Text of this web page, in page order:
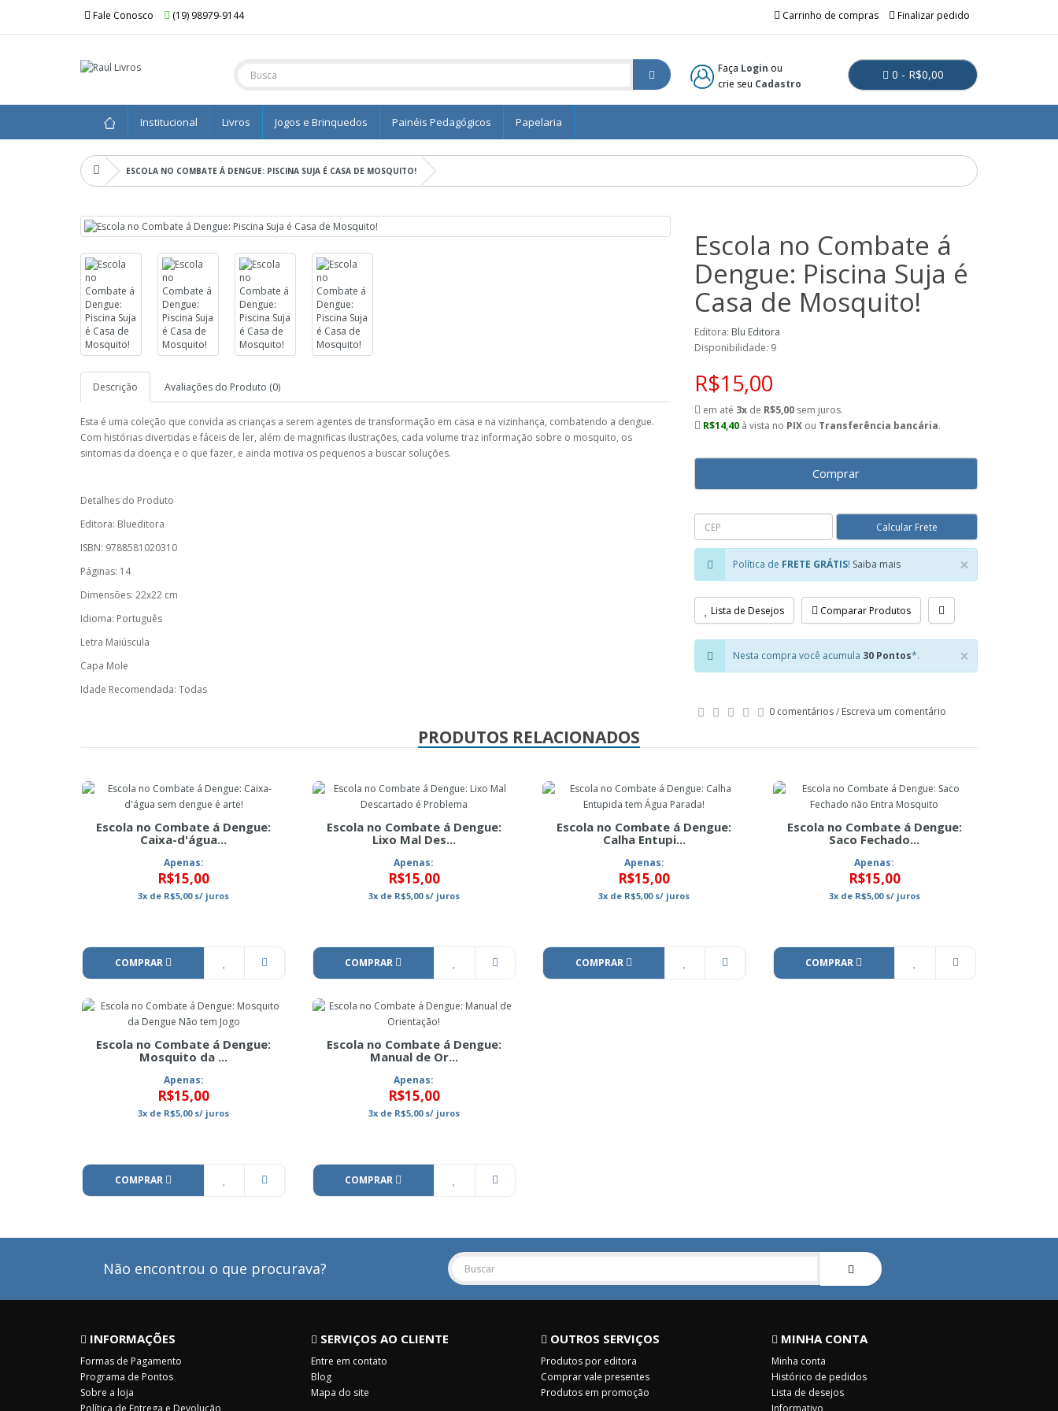
Fale Conosco (19) 98979-9144 Carrinho de compras Finalizar pedido
Faça Login ou
crie seu Cadastro
0 - R$0,00
Institucional Livros Jogos e Brinquedos Painéis Pedagógicos Papelaria
ESCOLA NO COMBATE Á DENGUE: PISCINA SUJA É CASA DE MOSQUITO!
Descrição Avaliações do Produto (0)
Esta é uma coleção que convida as crianças a serem agentes de transformação em casa e na vizinhança, combatendo a dengue.
Com histórias divertidas e fáceis de ler, além de magnificas ilustrações, cada volume traz informação sobre o mosquito, os
sintomas da doença e o que fazer, e ainda motiva os pequenos a buscar soluções.
Detalhes do Produto
Editora: Blueditora
ISBN: 9788581020310
Páginas: 14
Dimensões: 22x22 cm
Idioma: Português
Letra Maiúscula
Capa Mole
Idade Recomendada: Todas
Escola no Combate á
Dengue: Piscina Suja é
Casa de Mosquito!
Editora: Blu Editora
Disponibilidade: 9
R$15,00
em até 3x de R$5,00 sem juros.
R$14,40 à vista no PIX ou Transferência bancária.
Comprar
×
Política de FRETE GRÁTIS! Saiba mais
Lista de Desejos Comparar Produtos
×
Nesta compra você acumula 30 Pontos*.
0 comentários/ Escreva um comentário
PRODUTOS RELACIONADOS
Escola no Combate á Dengue:
Caixa-d'água...
Apenas:
R$15,00
3x de R$5,00s/ juros
COMPRAR
Escola no Combate á Dengue:
Lixo Mal Des...
Apenas:
R$15,00
3xde R$5,00s/ juros
COMPRAR
Escola no Combate á Dengue:
Calha Entupi...
Apenas:
R$15,00
3x de R$5,00s/ juros
COMPRAR
Escola no Combate á Dengue:
Saco Fechado...
Apenas:
R$15,00
3xde R$5,00s/ juros
COMPRAR
Escola no Combate á Dengue:
Mosquito da ...
Apenas:
R$15,00
3x de R$5,00s/ juros
COMPRAR
Escola no Combate á Dengue:
Manual de Or...
Apenas:
R$15,00
3xde R$5,00s/ juros
COMPRAR
Não encontrou o que procurava?
INFORMAÇÕES
Formas de Pagamento
Programa de Pontos
Sobre a loja
SERVIÇOS AO CLIENTE
Entre em contato
Blog
Mapa do site
OUTROS SERVIÇOS
Produtos por editora
Comprar vale presentes
Produtos em promoção
MINHA CONTA
Minha conta
Histórico de pedidos
Lista de desejos